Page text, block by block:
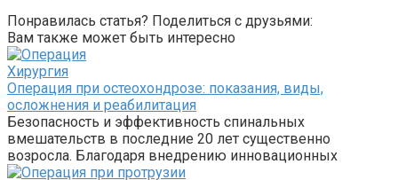
Понравилась статья? Поделиться с друзьями:
Вам также может быть интересно
Хирургия
Операция при остеохондрозе: показания, виды,
осложнения и реабилитация
Безопасность и эффективность спинальных
вмешательств в последние 20 лет существенно
возросла. Благодаря внедрению инновационных